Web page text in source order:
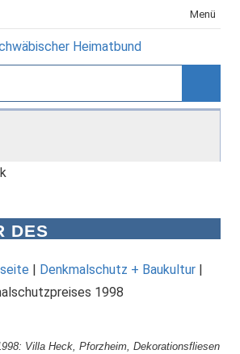
Menü
DES
| Denkmalschutz + Baukultur |
1998
Villa Heck, Pforzheim, Dekorationsfliesen